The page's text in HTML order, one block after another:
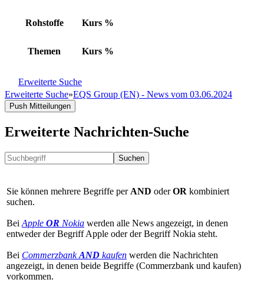
Rohstoffe Kurs %
Themen Kurs %
Erweiterte Suche
Erweiterte Suche»EQS Group (EN) - News vom 03.06.2024
Push Mitteilungen
Erweiterte Nachrichten-Suche
Suchen
Sie können mehrere Begriffe per AND oderOR kombiniert
suchen.
Bei Apple OR Nokia werden alle News angezeigt, in denen
entweder der Begriff Apple oder der Begriff Nokia steht.
Bei CommerzbankAND kaufen werden die Nachrichten
angezeigt, in denen beide Begriffe (Commerzbank und kaufen)
vorkommen.